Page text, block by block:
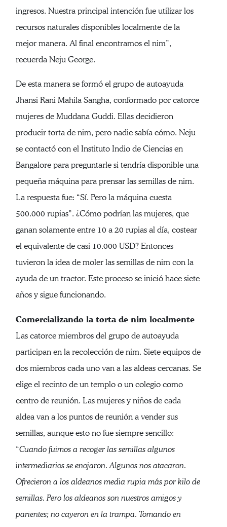
ingresos. Nuestra principal intención fue utilizar los
recursos naturales disponibles localmente de la
mejor manera. Al final encontramos el nim”,
recuerda Neju George.
De esta manera se formó el grupo de autoayuda
Jhansi Rani Mahila Sangha, conformado por catorce
mujeres de Muddana Guddi. Ellas decidieron
producir torta de nim, pero nadie sabía cómo. Neju
se contactó con el Instituto Indio de Ciencias en
Bangalore para preguntarle si tendría disponible una
pequeña máquina para prensar las semillas de nim.
La respuesta fue: “Sí. Pero la máquina cuesta
500.000 rupias”. ¿Cómo podrían las mujeres, que
ganan solamente entre 10 a 20 rupias al día, costear
el equivalente de casi 10.000 USD? Entonces
tuvieron la idea de moler las semillas de nim con la
ayuda de un tractor. Este proceso se inició hace siete
años y sigue funcionando.
Comercializando la torta de nim localmente
Las catorce miembros del grupo de autoayuda
participan en la recolección de nim. Siete equipos de
dos miembros cada uno van a las aldeas cercanas. Se
elige el recinto de un templo o un colegio como
centro de reunión. Las mujeres y niños de cada
aldea van a los puntos de reunión a vender sus
semillas, aunque esto no fue siempre sencillo:
“Cuando fuimos a recoger las semillas algunos
intermediarios se enojaron. Algunos nos atacaron.
Ofrecieron a los aldeanos media rupia más por kilo de
semillas. Pero los aldeanos son nuestros amigos y
parientes; no cayeron en la trampa. Tomando en